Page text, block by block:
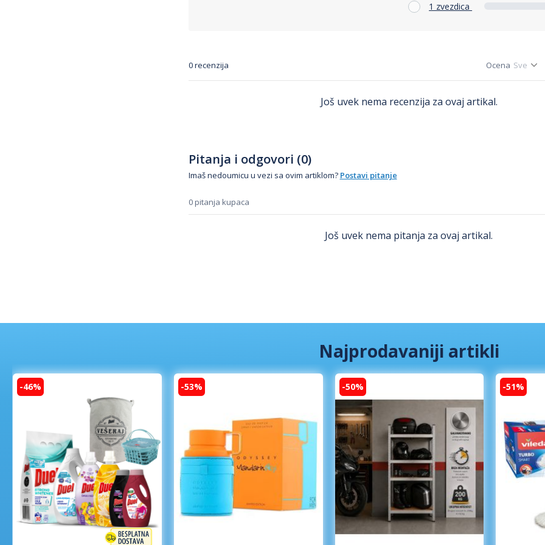
1 zvezdica
0 recenzija Ocena
Još uvek nema recenzija za ovaj artikal.
Pitanja i odgovori (0)
Imaš nedoumicu u vezi sa ovim artiklom? Postavi pitanje
0 pitanja kupaca
Još uvek nema pitanja za ovaj artikal.
Najprodavaniji artikli
-46% -53% -50% -51%